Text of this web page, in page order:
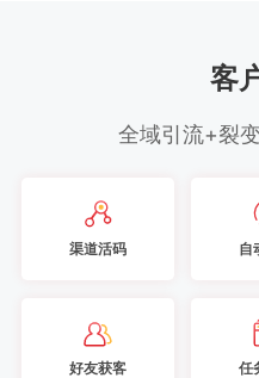
客
全域引流+裂
渠道活码 自
好友获客 任